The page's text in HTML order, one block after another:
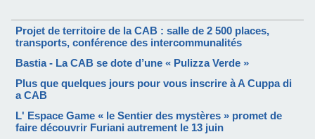
Projet de territoire de la CAB : salle de 2 500 places,
transports, conférence des intercommunalités
Bastia - La CAB se dote d’une « Pulizza Verde »
Plus que quelques jours pour vous inscrire à A Cuppa di
a CAB
L' Espace Game « le Sentier des mystères » promet de
faire découvrir Furiani autrement le 13 juin